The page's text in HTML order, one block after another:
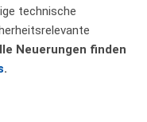
technische
Neuerungen finden
.